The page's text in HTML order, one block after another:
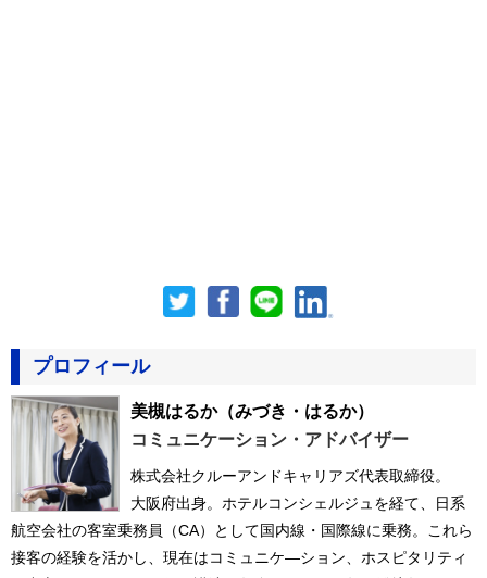
プロフィール
美槻はるか（みづき・はるか）
コミュニケーション・アドバイザー
株式会社クルーアンドキャリアズ代表取締役。
大阪府出身。ホテルコンシェルジュを経て、日系
航空会社の客室乗務員（CA）として国内線・国際線に乗務。これら
接客の経験を活かし、現在はコミュニケ―ション、ホスピタリティ